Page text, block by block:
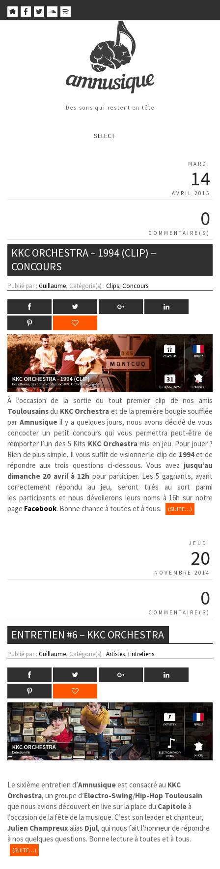
Des sons qui restent en tête
SELECT
MARDI
14
AVRIL 2015
0
COMMENTAIRE(S)
KKC ORCHESTRA – 1994 (CLIP) –
CONCOURS
Publié par : Guillaume, Catégorie(s) : Clips, Concours
À l’occasion de la sortie du tout premier clip de nos amis
Toulousainsdu KKC Orchestra et de la première bougie soufflée
par Amnusiqueil y a quelques jours, nous avons décidé de vous
concocter un petit concours qui vous permettra peut-être de
remporter l’un des 5 Kits KKC Orchestra mis en jeu. Pour jouer ?
Rien de plus simple. Il vous suffit de visionner le clip de 1994et de
répondre aux trois questions ci-dessous. Vous avez jusqu’au
dimanche 20 avril à 12h pour participer. Les 5 gagnants, ayant
correctement répondu au jeu, seront tirés au sort parmi
les participants et nous dévoilerons leurs noms à 16h sur notre
page Facebook. Bonne chance à toutes et à tous. (SUITE…)
JEUDI
20
NOVEMBRE 2014
0
COMMENTAIRE(S)
ENTRETIEN #6 – KKC ORCHESTRA
Publié par : Guillaume, Catégorie(s) : Artistes, Entretiens
Le sixième entretien d’Amnusiqueest consacré au KKC
Orchestra, un groupe d’Electro-Swing/Hip-Hop Toulousain
que nous avions découvert en live sur la place du Capitoleà
l’occasion de la fête de la musique. C’est son leader et chanteur,
Julien Champreux alias Djul, qui nous fait l’honneur de répondre
à nos quelques questions. Bonne lecture à toutes et à tous.
(SUITE…)